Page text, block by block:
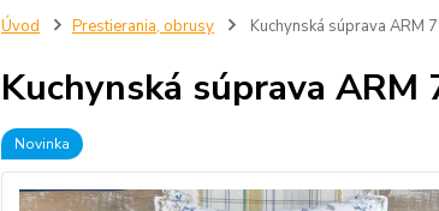
Úvod Prestierania, obrusy Kuchynská súprava ARM
Kuchynská súprava ARM
Novinka